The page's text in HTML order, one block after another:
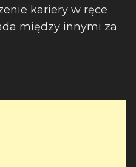
kariery w ręce
między innymi za